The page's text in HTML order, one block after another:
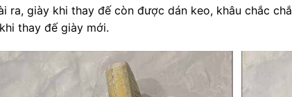
ra, giày khi thay đế còn được dán keo, khâu chắc
thay đế giày mới.